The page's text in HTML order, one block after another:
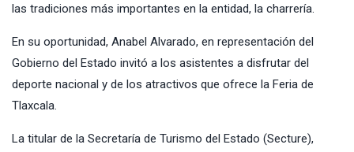
las tradiciones más importantes en la entidad, la charrería.
En su oportunidad, Anabel Alvarado, en representación del
Gobierno del Estado invitó a los asistentes a disfrutar del
deporte nacional y de los atractivos que ofrece la Feria de
Tlaxcala.
La titular de la Secretaría de Turismo del Estado (Secture),